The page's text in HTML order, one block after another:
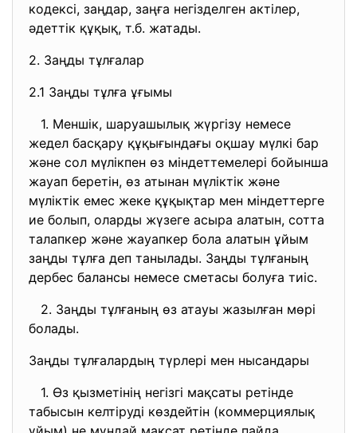
кодексі, заңдар, заңға негізделген актілер,
әдеттік құқық, т.б. жатады.
2. Заңды тұлғалар
2.1 Заңды тұлға ұғымы
1. Меншiк, шаруашылық жүргiзу немесе
жедел басқару құқығындағы оқшау мүлкi бар
және сол мүлiкпен өз мiндеттемелерi бойынша
жауап беретiн, өз атынан мүлiктiк және
мүлiктiк емес жеке құқықтар мен мiндеттерге
ие болып, оларды жүзеге асыра алатын, сотта
талапкер және жауапкер бола алатын ұйым
заңды тұлға деп танылады. Заңды тұлғаның
дербес балансы немесе сметасы болуға тиiс.
2. Заңды тұлғаның өз атауы жазылған мөрi
болады.
Заңды тұлғалардың түрлерi мен нысандары
1. Өз қызметiнiң негiзгi мақсаты ретiнде
табысын келтiрудi көздейтiн (коммерциялық